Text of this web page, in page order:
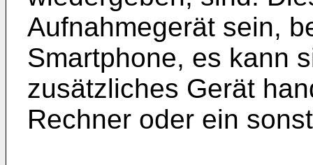
Aufnahmegerät sein,
Smartphone, es kann
zusätzliches Gerät
Rechner oder ein